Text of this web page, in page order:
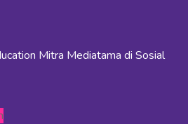
Mitra Mediatama di Sosial